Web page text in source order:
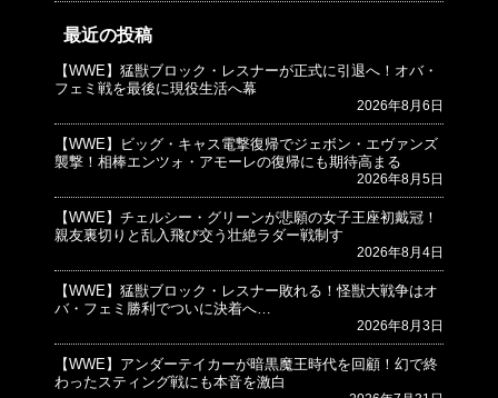
最近の投稿
【WWE】猛獣ブロック・レスナーが正式に引退へ！オバ・
フェミ戦を最後に現役生活へ幕
2026年8月6日
【WWE】ビッグ・キャス電撃復帰でジェボン・エヴァンズ
襲撃！相棒エンツォ・アモーレの復帰にも期待高まる
2026年8月5日
【WWE】チェルシー・グリーンが悲願の女子王座初戴冠！
親友裏切りと乱入飛び交う壮絶ラダー戦制す
2026年8月4日
【WWE】猛獣ブロック・レスナー敗れる！怪獣大戦争はオ
バ・フェミ勝利でついに決着へ…
2026年8月3日
【WWE】アンダーテイカーが暗黒魔王時代を回顧！幻で終
わったスティング戦にも本音を激白
© プロレスJunkie ～WWEの最新情報 USA～